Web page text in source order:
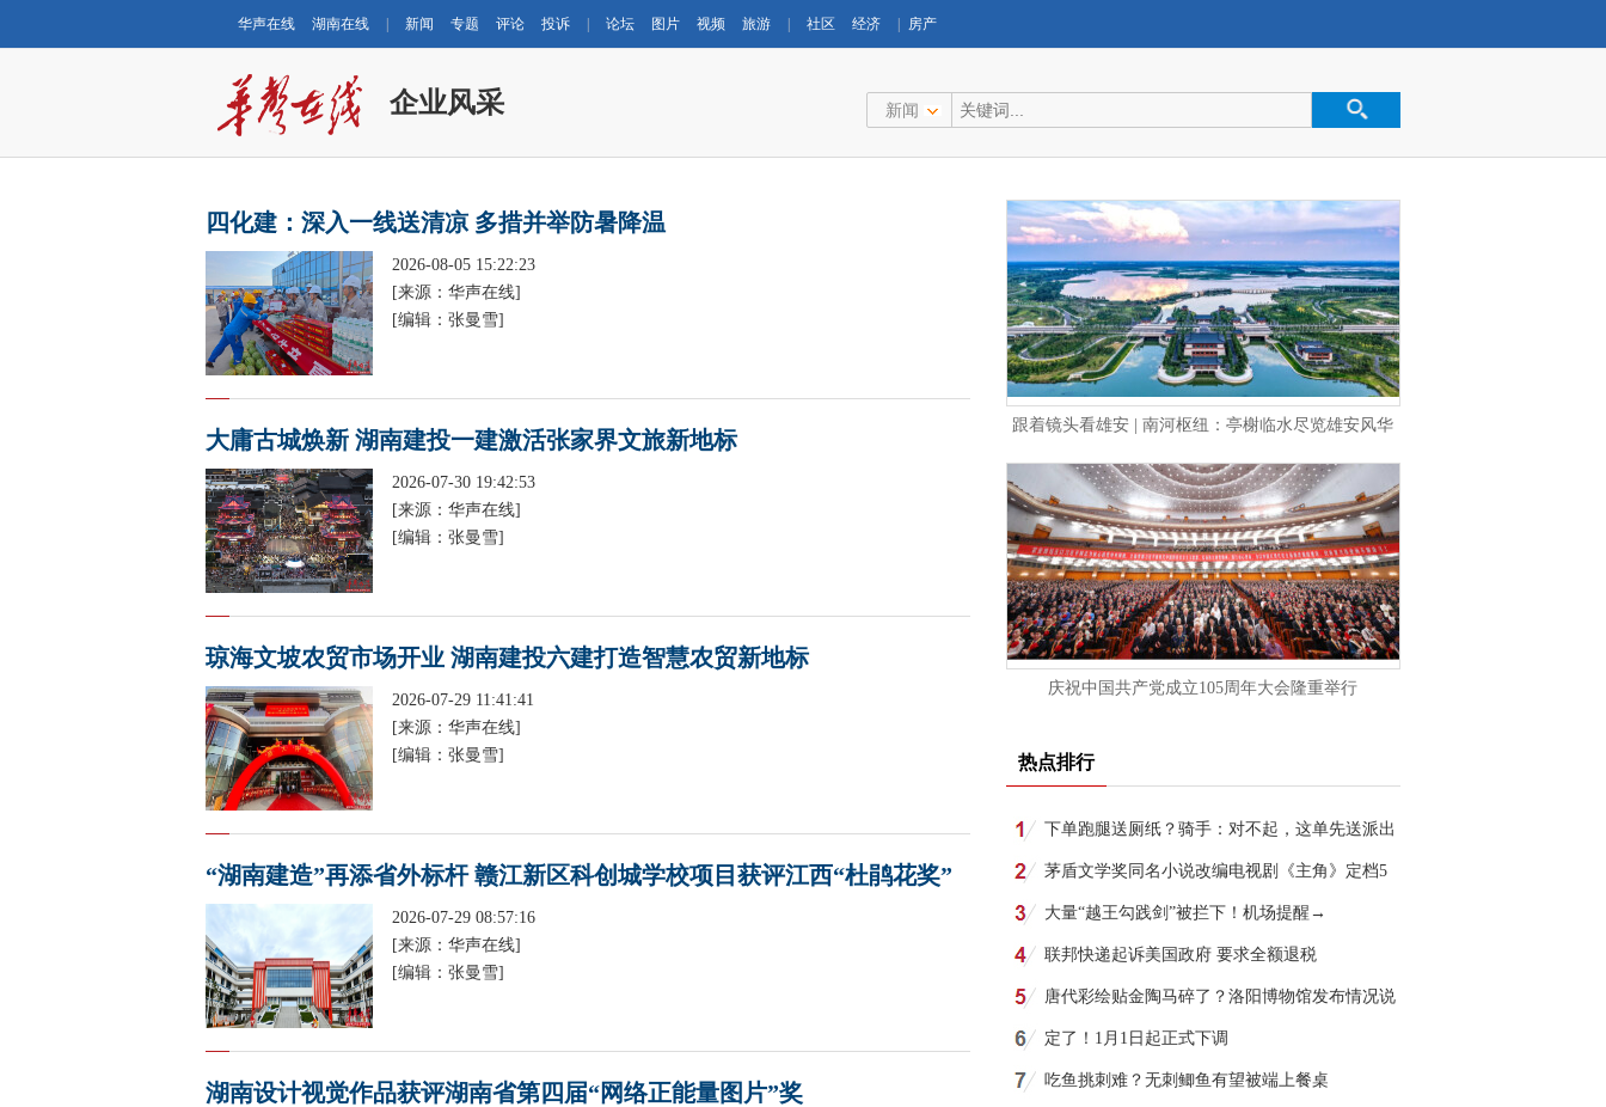
华声在线 湖南在线 新闻 专题 评论 投诉 论坛 图片 视频 旅游 社区 经济 房产
企业风采 新闻
四化建：深入一线送清凉 多措并举防暑降温
2026-08-05 15:22:23
[来源：华声在线]
[编辑：张曼雪]
大庸古城焕新 湖南建投一建激活张家界文旅新地标
2026-07-30 19:42:53
[来源：华声在线]
[编辑：张曼雪]
琼海文坡农贸市场开业 湖南建投六建打造智慧农贸新地标
2026-07-29 11:41:41
[来源：华声在线]
[编辑：张曼雪]
“湖南建造”再添省外标杆 赣江新区科创城学校项目获评江西“杜鹃花奖”
2026-07-29 08:57:16
[来源：华声在线]
[编辑：张曼雪]
湖南设计视觉作品获评湖南省第四届“网络正能量图片”奖
跟着镜头看雄安 | 南河枢纽：亭榭临水尽览雄安风华
庆祝中国共产党成立105周年大会隆重举行
热点排行
下单跑腿送厕纸？骑手：对不起，这单先送派出
所
茅盾文学奖同名小说改编电视剧《主角》定档5
月10日
大量“越王勾践剑”被拦下！机场提醒→
联邦快递起诉美国政府 要求全额退税
唐代彩绘贴金陶马碎了？洛阳博物馆发布情况说
明
定了！1月1日起正式下调
吃鱼挑刺难？无刺鲫鱼有望被端上餐桌